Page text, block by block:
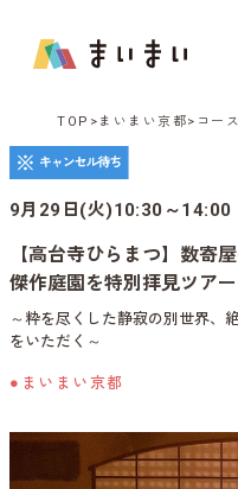
TOP まいまい京都 コー
9月29日(火)10:30～14:00
【高台寺ひらまつ】数寄
傑作庭園を特別拝見ツアー
～粋を尽くした静寂の別世界、
をいただく～
●まいまい京都